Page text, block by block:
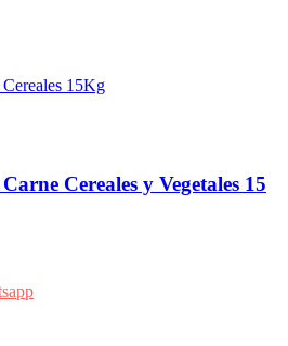
Cereales y Vegetales 15